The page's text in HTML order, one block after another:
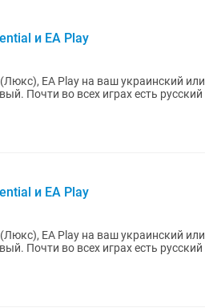
и EA Play
EA Play на ваш украинский или
язык и
и EA Play
EA Play на ваш украинский или
язык и